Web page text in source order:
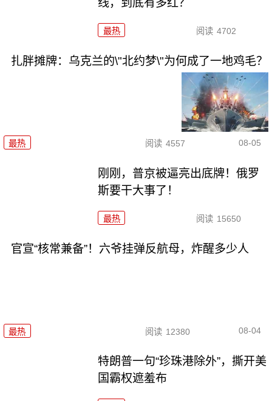
线，到底有多红？
最热 阅读 4702
扎胖摊牌：乌克兰的\"北约梦\"为何成了一地鸡毛？
最热 阅读 4557 08-05
刚刚，普京被逼亮出底牌！俄罗
斯要干大事了！
最热 阅读 15650
官宣“核常兼备”！六爷挂弹反航母，炸醒多少人
最热 阅读 12380 08-04
特朗普一句“珍珠港除外”，撕开美
国霸权遮羞布